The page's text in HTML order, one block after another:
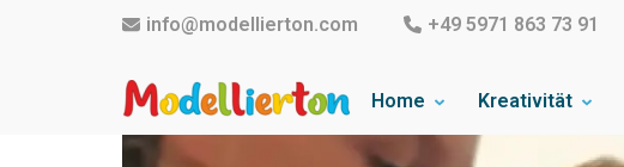
info@modellierton.com +49 5971 863 73 91
Familienclub Modellierton e.V.
Home Kreativität